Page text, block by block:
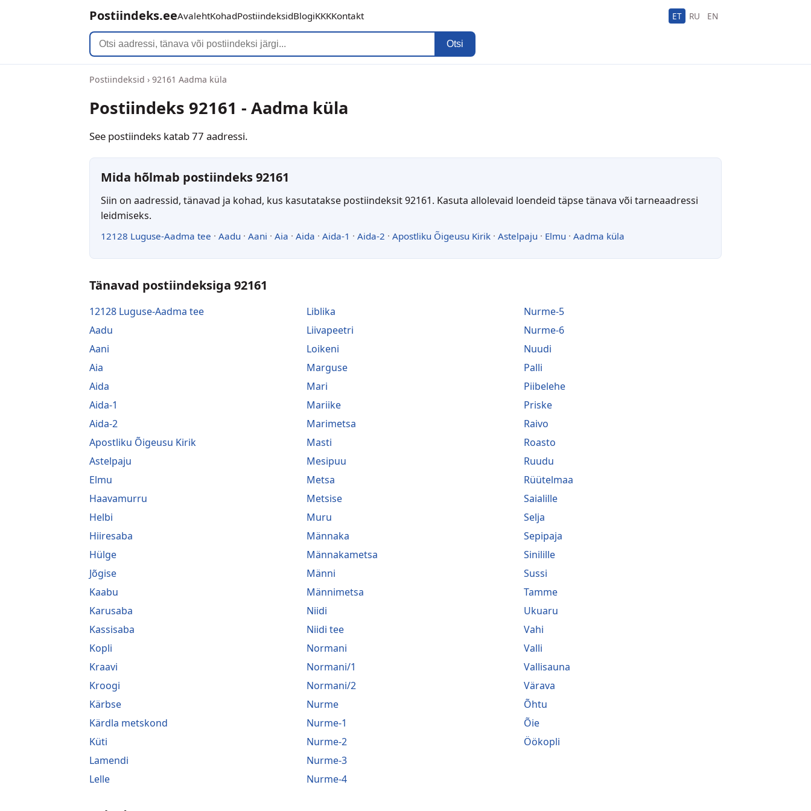
Postiindeks.eeAvalehtKohadPostiindeksidBlogiKKKKontakt ET RU EN
Otsi
Postiindeksid › 92161 Aadma küla
Postiindeks 92161 - Aadma küla
See postiindeks katab 77 aadressi.
Mida hõlmab postiindeks 92161
Siin on aadressid, tänavad ja kohad, kus kasutatakse postiindeksit 92161. Kasuta allolevaid loendeid täpse tänava või tarneaadressi
leidmiseks.
12128 Luguse-Aadma tee · Aadu · Aani · Aia · Aida · Aida-1 · Aida-2 · Apostliku Õigeusu Kirik · Astelpaju · Elmu · Aadma küla
Tänavad postiindeksiga 92161
12128 Luguse-Aadma tee
Aadu
Aani
Aia
Aida
Aida-1
Aida-2
Apostliku Õigeusu Kirik
Astelpaju
Elmu
Haavamurru
Helbi
Hiiresaba
Hülge
Jõgise
Kaabu
Karusaba
Kassisaba
Kopli
Kraavi
Kroogi
Kärbse
Kärdla metskond
Küti
Lamendi
Lelle
Liblika
Liivapeetri
Loikeni
Marguse
Mari
Mariike
Marimetsa
Masti
Mesipuu
Metsa
Metsise
Muru
Männaka
Männakametsa
Männi
Männimetsa
Niidi
Niidi tee
Normani
Normani/1
Normani/2
Nurme
Nurme-1
Nurme-2
Nurme-3
Nurme-4
Nurme-5
Nurme-6
Nuudi
Palli
Piibelehe
Priske
Raivo
Roasto
Ruudu
Rüütelmaa
Saialille
Selja
Sepipaja
Sinilille
Sussi
Tamme
Ukuaru
Vahi
Valli
Vallisauna
Värava
Õhtu
Õie
Öökopli